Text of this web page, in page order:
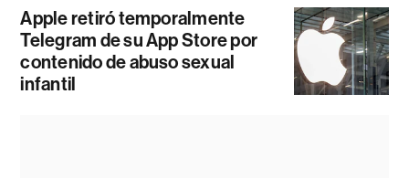
Apple retiró temporalmente
Telegram de su App Store por
contenido de abuso sexual
infantil